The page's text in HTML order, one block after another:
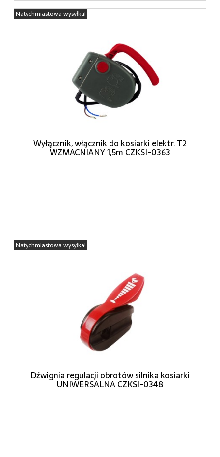
Wyłącznik, włącznik do kosiarki elektr. T2
WZMACNIANY 1,5m CZKSI-0363
Natychmiastowa wysyłka!
Dźwignia regulacji obrotów silnika kosiarki
UNIWERSALNA CZKSI-0348
Natychmiastowa wysyłka!